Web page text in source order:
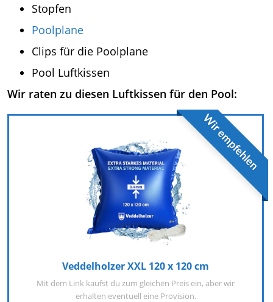
Stopfen
Poolplane
Clips für die Poolplane
Pool Luftkissen
Wir raten zu diesen Luftkissen für den Pool:
Wir empfehlen
Veddelholzer XXL 120 x 120 cm
Mit dem Link kaufst du zum gleichen Preis ein, aber wir
erhalten eventuell eine Provision.